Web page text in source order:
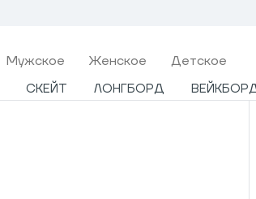
Мужcкое Женское Детское
СКЕЙТ ЛОНГБОРД